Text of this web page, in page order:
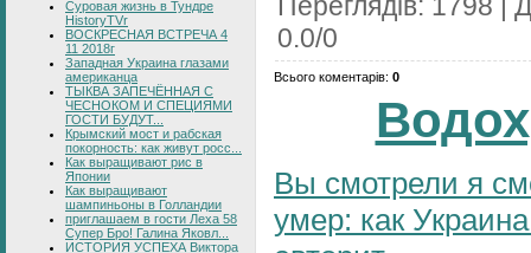
Суровая жизнь в Тундре
HistoryTVr
ВОСКРЕСНАЯ ВСТРЕЧА 4
11 2018г
Западная Украина глазами
американца
ТЫКВА ЗАПЕЧЁННАЯ С
ЧЕСНОКОМ И СПЕЦИЯМИ
ГОСТИ БУДУТ...
Крымский мост и рабская
покорность: как живут росс...
Как выращивают рис в
Японии
Как выращивают
шампиньоны в Голландии
приглашаем в гости Леха 58
Супер Бро! Галина Яковл...
ИСТОРИЯ УСПЕХА Виктора
0.0/0
Всього коментарів: 0
Вы смотрели я
умер: как